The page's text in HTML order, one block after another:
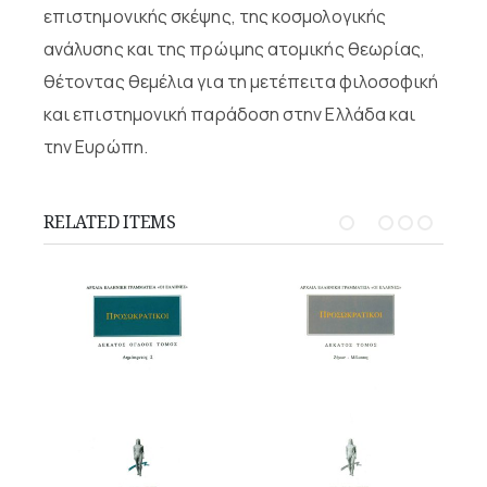
επιστημονικής σκέψης, της κοσμολογικής
ανάλυσης και της πρώιμης ατομικής θεωρίας,
θέτοντας θεμέλια για τη μετέπειτα φιλοσοφική
και επιστημονική παράδοση στην Ελλάδα και
την Ευρώπη.
RELATED ITEMS